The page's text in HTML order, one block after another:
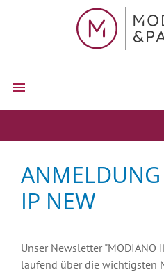
IP NEW
Unser Newsletter "MODIANO
laufend über die wichtigsten